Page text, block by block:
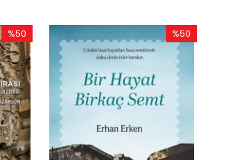
%50
İndirim
%50İndirim
%50
İndirim
%50İndirim